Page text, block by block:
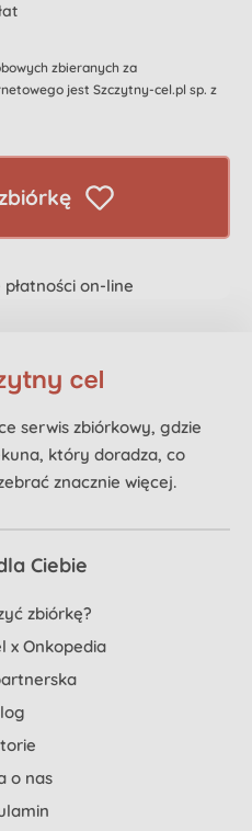
zbieranych za
jest Szczytny-cel.pl sp. z
płatności on-line
serwis zbiórkowy, gdzie
który doradza, co
znacznie więcej.
Ciebie
zbiórkę?
x Onkopedia
o nas